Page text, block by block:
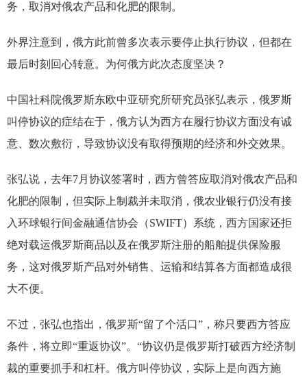
务，取消对俄农产品和化肥的限制。
外界注意到，俄方此前曾多次表示要停止执行协议，但都在
最后时刻回心转意。为何俄方此次态度坚决？
中国社科院俄罗斯东欧中亚研究所研究员张弘表示，俄罗斯
叫停协议的症结在于，俄方认为西方在履行协议方面没有诚
意、数次敷衍，导致协议没有取得预期的经济和外交效果。
张弘说，去年7月协议签署时，西方曾答应取消对俄农产品和
化肥的限制，但实际上制裁并未取消，俄农业银行仍没有接
入环球银行间金融通信协会（SWIFT）系统，西方国家还拒
绝对载运俄罗斯商品以及在俄罗斯注册的船舶提供保险服
务，这对俄罗斯产品对外销售、运输和结算各方面都造成很
大不便。
不过，张弘也指出，俄罗斯“留了个活口”，称只要西方答应
条件，将立即“重返协议”。“协议仍是俄罗斯打破西方经济制
裁的重要抓手和杠杆。俄方叫停协议，实际上是向西方施